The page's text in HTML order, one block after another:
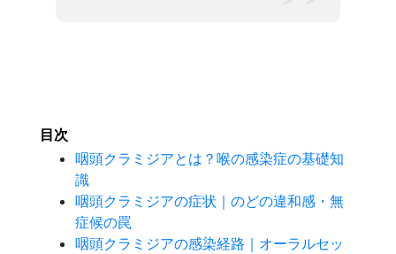
目次
咽頭クラミジアとは？喉の感染症の基礎知
識
咽頭クラミジアの症状｜のどの違和感・無
症候の罠
咽頭クラミジアの感染経路｜オーラルセッ